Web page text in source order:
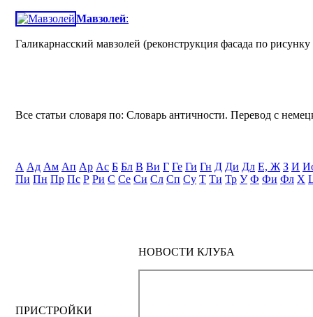
Мавзолей:
Галикарнасский мавзолей (реконструкция фасада по
Все статьи словаря по: Словарь античности. Перевод с
А Ад Ам Ап Ар Ас Б Бл В Ви Г Ге Ги Гн Д Ди Дл Е, Ж З И
Пи Пн Пр Пс Р Ри С Се Си Сл Сп Су Т Ти Тр У Ф Фи Фл Х
ПРИСТРОЙКИ
НОВОСТИ КЛУБА